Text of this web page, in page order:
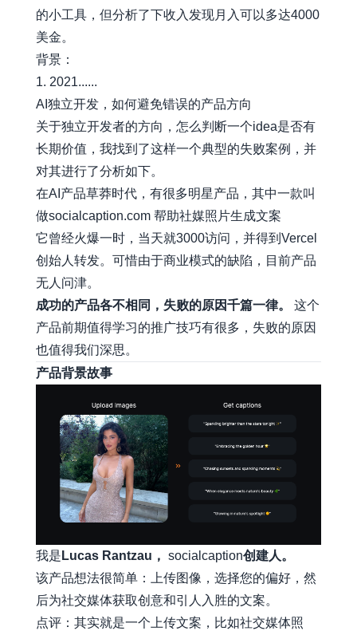
的小工具，但分析了下收入发现月入可以多达4000
美金。
背景：
1. 2021......
AI独立开发，如何避免错误的产品方向
关于独立开发者的方向，怎么判断一个idea是否有
长期价值，我找到了这样一个典型的失败案例，并
对其进行了分析如下。
在AI产品草莽时代，有很多明星产品，其中一款叫
做socialcaption.com 帮助社媒照片生成文案
它曾经火爆一时，当天就3000访问，并得到Vercel
创始人转发。可惜由于商业模式的缺陷，目前产品
无人问津。
成功的产品各不相同，失败的原因千篇一律。
这个
产品前期值得学习的推广技巧有很多，失败的原因
也值得我们深思。
产品背景故事
我是 Lucas Rantzau， socialcaption创建人。
该产品想法很简单：上传图像，选择您的偏好，然
后为社交媒体获取创意和引人入胜的文案。
点评：其实就是一个上传文案，比如社交媒体照